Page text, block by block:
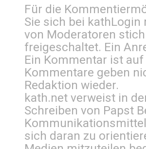
Für die
Sie sich bei kathLogin
von Moderatoren
freigeschaltet. Ein
Ein Kommentar ist
Kommentare geben
Redaktion wieder.
kath.net verweist in
Schreiben von Papst
sich daran zu